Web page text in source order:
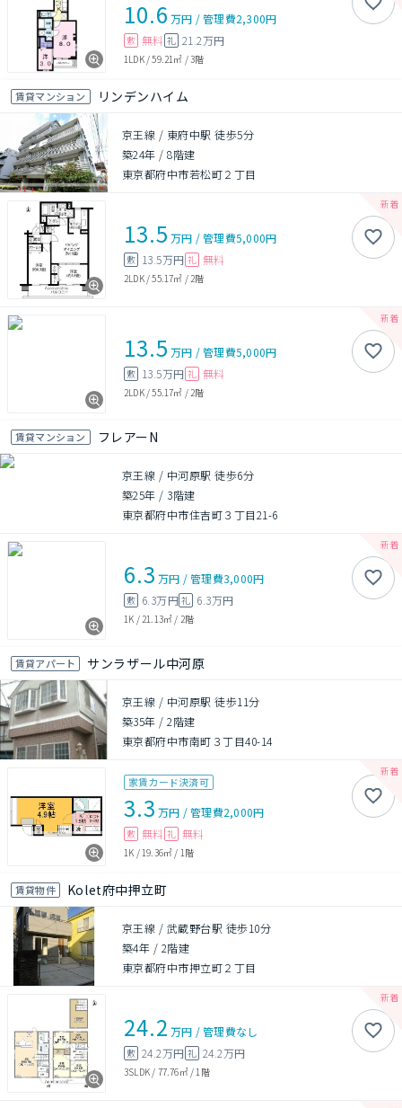
10.6 万円 /管理費2,300円
敷 無料 礼 21.2万円
1LDK/59.21㎡ /3階
賃貸マンション リンデンハイム
京王線 / 東府中駅 徒歩5分
築24年 /8階建
東京都府中市若松町２丁目
13.5 万円 /管理費5,000円
敷 13.5万円 礼 無料
2LDK/55.17㎡ / 2階
13.5 万円 /管理費5,000円
敷 13.5万円 礼 無料
2LDK/55.17㎡ / 2階
賃貸マンション フレアーN
京王線 / 中河原駅 徒歩6分
築25年 / 3階建
東京都府中市住吉町３丁目21-6
6.3 万円 /管理費3,000円
敷 6.3万円礼 6.3万円
1K / 21.13㎡ / 2階
賃貸アパート サンラザール中河原
京王線 / 中河原駅 徒歩11分
築35年 /2階建
東京都府中市南町３丁目40-14
家賃カード決済可
3.3 万円 /管理費2,000円
敷 無料 礼 無料
1K /19.36㎡ / 1階
賃貸物件 Kolet府中押立町
京王線 / 武蔵野台駅 徒歩10分
築4年 / 2階建
東京都府中市押立町２丁目
24.2 万円 /管理費なし
敷 24.2万円 礼 24.2万円
3SLDK / 77.76㎡/ 1階